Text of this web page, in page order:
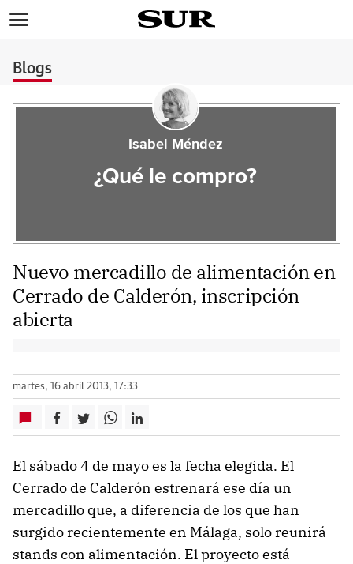
Blogs
Isabel Méndez
¿Qué le compro?
Nuevo mercadillo de alimentación en
Cerrado de Calderón, inscripción
abierta
martes, 16 abril 2013, 17:33
El sábado 4 de mayo es la fecha elegida. El
Cerrado de Calderón estrenará ese día un
mercadillo que, a diferencia de los que han
surgido recientemente en Málaga, solo reunirá
stands con alimentación. El proyecto está